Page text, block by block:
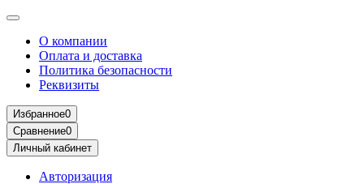
О компании
Оплата и доставка
Политика безопасности
Реквизиты
Избранное0
Сравнение0
Личный кабинет
Авторизация